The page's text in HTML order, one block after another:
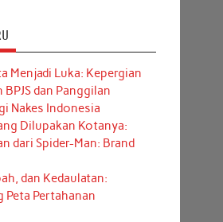
Menjadi Luka: Kepergian
dan Panggilan
Nakes Indonesia
Dilupakan Kotanya:
dari Spider-Man: Brand
dan Kedaulatan:
Peta Pertahanan